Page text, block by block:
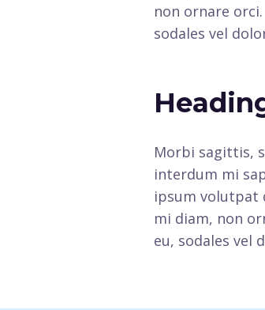
non ornare
sodales vel
Morbi sagittis,
interdum mi
ipsum volutpat
mi diam, non
eu, sodales vel